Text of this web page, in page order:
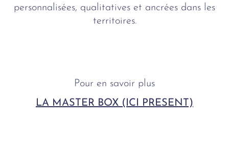
personnalisées, qualitatives et ancrées dans les
territoires.
Pour en savoir plus
LA MASTER BOX (ICI PRESENT)